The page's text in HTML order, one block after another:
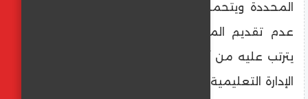
المحددة ويتحمل المعلم المساعد مسئولية
عدم تقديم الملف الخاص به مستوفيا وما
يترتب عليه من آثار في المواعيد المحددة إلى
الإدارة التعليمية، مع رجاء التنبيه المشدد على